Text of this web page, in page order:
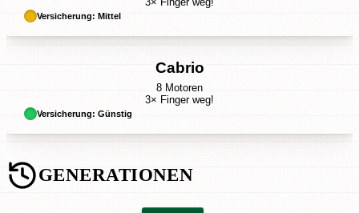
Versicherung: Mittel
Cabrio
8 Motoren
3× Finger weg!
Versicherung: Günstig
GENERATIONEN